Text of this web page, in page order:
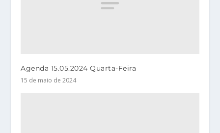
Agenda 15.05.2024 Quarta-Feira
15 de maio de 2024